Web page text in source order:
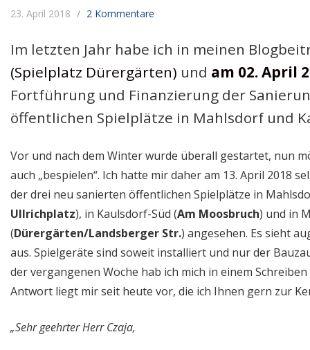
23. April 2018 2 Kommentare
Im letzten Jahr habe ich in meinen
(Spielplatz Dürergärten) und am 02. April
Fortführung und Finanzierung der
öffentlichen Spielplätze in Mahlsdorf und
Vor und nach dem Winter wurde überall gestartet, nun
auch „bespielen“. Ich hatte mir daher am 13. April 2018
der drei neu sanierten öffentlichen Spielplätze in
Ullrichplatz), in Kaulsdorf-Süd (Am Moosbruch) und in
(Dürergärten/Landsberger Str.) angesehen. Es sieht
aus. Spielgeräte sind soweit installiert und nur der
der vergangenen Woche hab ich mich in einem
Antwort liegt mir seit heute vor, die ich Ihnen gern zur
„Sehr geehrter Herr Czaja,